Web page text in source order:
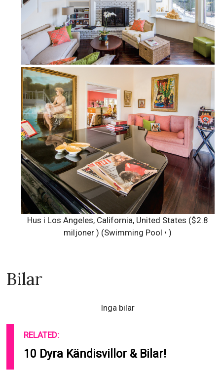
Hus i Los Angeles, California, United States ($2.8
miljoner ) (Swimming Pool • )
Bilar
Inga bilar
RELATED:
10 Dyra Kändisvillor & Bilar!